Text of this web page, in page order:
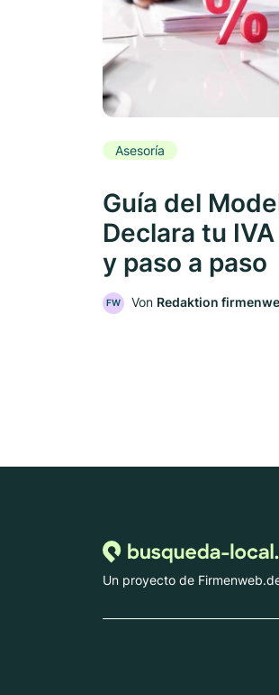
Asesoría
Guía del
Declara tu
y paso a paso
FW Von Redaktion
Un proyecto de